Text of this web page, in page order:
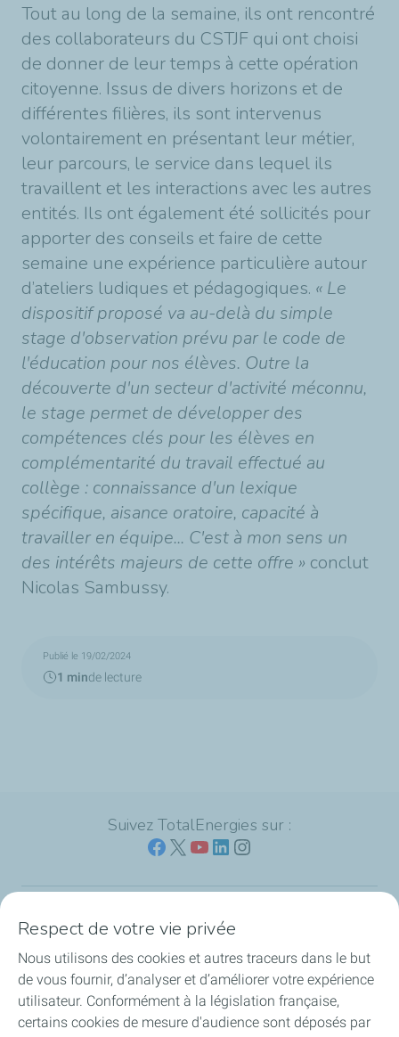
Tout au long de la semaine, ils ont rencontré
des collaborateurs du CSTJF qui ont choisi
de donner de leur temps à cette opération
citoyenne. Issus de divers horizons et de
différentes filières, ils sont intervenus
volontairement en présentant leur métier,
leur parcours, le service dans lequel ils
travaillent et les interactions avec les autres
entités. Ils ont également été sollicités pour
apporter des conseils et faire de cette
semaine une expérience particulière autour
d’ateliers ludiques et pédagogiques. « Le
dispositif proposé va au-delà du simple
stage d'observation prévu par le code de
l'éducation pour nos élèves. Outre la
découverte d'un secteur d'activité méconnu,
le stage permet de développer des
compétences clés pour les élèves en
complémentarité du travail effectué au
collège : connaissance d'un lexique
spécifique, aisance oratoire, capacité à
travailler en équipe... C'est à mon sens un
des intérêts majeurs de cette offre » conclut
Nicolas Sambussy.
Publié le 19/02/2024
1 minde lecture
Suivez TotalEnergies sur :
Nos sites
Notre engagement
Notre expertise
Respect de votre vie privée
Nous utilisons des cookies et autres traceurs dans le but
de vous fournir, d’analyser et d’améliorer votre expérience
utilisateur. Conformément à la législation française,
certains cookies de mesure d'audience sont déposés par